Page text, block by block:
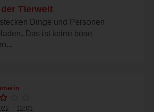
Tierwelt
Dinge und Personen
Das ist keine böse
– 12:01